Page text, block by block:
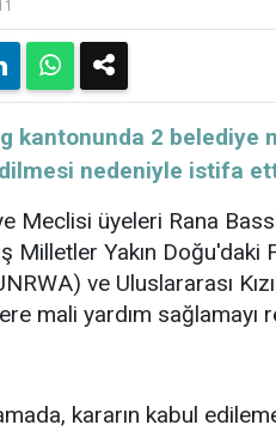
kantonunda 2 belediye
nedeniyle istifa
Meclisi üyeleri Rana
Milletler Yakın Doğu'daki
ve Uluslararası
mali yardım
kararın kabul